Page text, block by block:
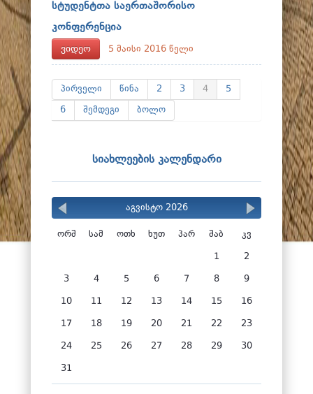
სტუდენტთა საერთაშორისო
კონფერენცია
ვიდეო 5 მაისი 2016 წელი
პირველი წინა 2 3 4 5
6 შემდეგი ბოლო
სიახლეების კალენდარი
აგვისტო 2026
ორშ სამ ოთხ ხუთ პარ შაბ კვ
1 2
3 4 5 6 7 8 9
10 11 12 13 14 15 16
17 18 19 20 21 22 23
24 25 26 27 28 29 30
31